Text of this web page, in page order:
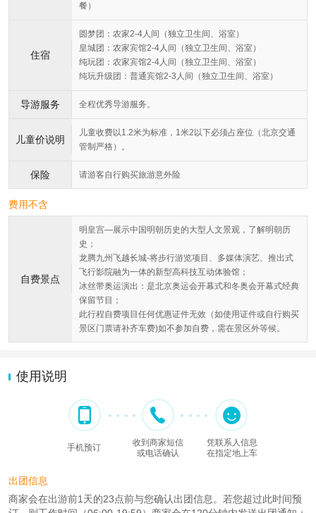
餐）
住宿
圆梦团：农家2-4人间（独立卫生间、浴室）
皇城团：农家宾馆2-4人间（独立卫生间、浴室）
纯玩团：农家宾馆2-4人间（独立卫生间、浴室）
纯玩升级团：普通宾馆2-3人间（独立卫生间、浴室）
导游服务 全程优秀导游服务。
儿童价说明
儿童收费以1.2米为标准，1米2以下必须占座位（北京交通
管制严格）。
保险 请游客自行购买旅游意外险
费用不含
自费景点
明皇宫—展示中国明朝历史的大型人文景观，了解明朝历
史；
龙腾九州飞越长城-将步行游览项目、多媒体演艺、推出式
飞行影院融为一体的新型高科技互动体验馆；
冰丝带奥运演出：是北京奥运会开幕式和冬奥会开幕式经典
保留节目；
此行程自费项目任何优惠证件无效（如使用证件或自行购买
景区门票请补齐车费)如不参加自费，需在景区外等候。
使用说明
手机预订
收到商家短信
或电话确认
凭联系人信息
在指定地上车
出团信息
商家会在出游前1天的23点前与您确认出团信息。若您超过此时间预